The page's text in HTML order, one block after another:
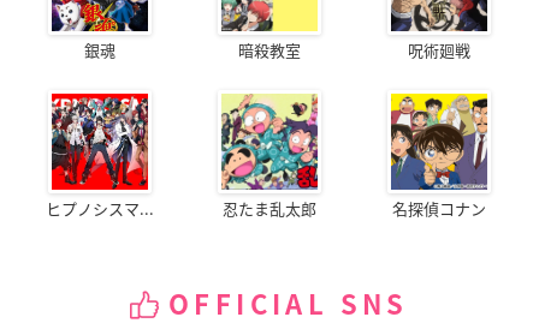
WORKING'!! 猫神やおよろず 森田さんは無口。
あの日見た花の名前
を僕達はまだ知らな
真朱
銀魂 暗殺教室 呪術廻戦
ヒプノシスマ... 忍たま乱太郎 名探偵コナン
OFFICIAL SNS